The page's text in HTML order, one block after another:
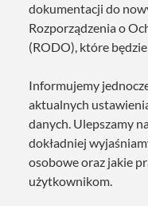
dokumentacji do
Rozporządzenia o
(RODO), które
Informujemy
aktualnych
danych. Ulepszamy
dokładniej
osobowe oraz jakie
użytkownikom.